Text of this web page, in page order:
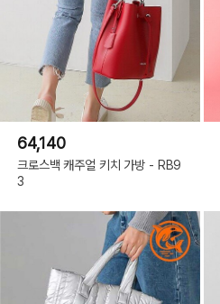
64,140
크로스백 캐주얼 키치 가방 - RB9
3